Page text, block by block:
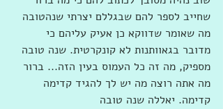
שחייב לספר להם שבגללם יצרתי שנהטובה
מה שאומר שדווקא כן אעיק עליהם כי
מדובר בגאוותנות לא קונקרטית. שנה טובה
מספיק, מה זה כל העמוס בעין הזה... ברור
מה אתה רוצה מה יש לך להגיד קדימה
קדימה. יאללה שנה טובה